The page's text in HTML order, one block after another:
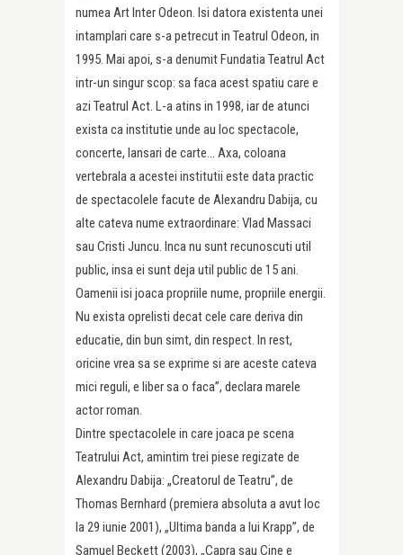
numea Art Inter Odeon. Isi datora existenta unei
intamplari care s-a petrecut in Teatrul Odeon, in
1995. Mai apoi, s-a denumit Fundatia Teatrul Act
intr-un singur scop: sa faca acest spatiu care e
azi Teatrul Act. L-a atins in 1998, iar de atunci
exista ca institutie unde au loc spectacole,
concerte, lansari de carte… Axa, coloana
vertebrala a acestei institutii este data practic
de spectacolele facute de Alexandru Dabija, cu
alte cateva nume extraordinare: Vlad Massaci
sau Cristi Juncu. Inca nu sunt recunoscuti util
public, insa ei sunt deja util public de 15 ani.
Oamenii isi joaca propriile nume, propriile energii.
Nu exista oprelisti decat cele care deriva din
educatie, din bun simt, din respect. In rest,
oricine vrea sa se exprime si are aceste cateva
mici reguli, e liber sa o faca”, declara marele
actor roman.
Dintre spectacolele in care joaca pe scena
Teatrului Act, amintim trei piese regizate de
Alexandru Dabija: „Creatorul de Teatru”, de
Thomas Bernhard (premiera absoluta a avut loc
la 29 iunie 2001), „Ultima banda a lui Krapp”, de
Samuel Beckett (2003), „Capra sau Cine e